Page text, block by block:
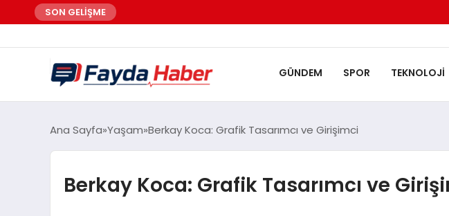
SON GELİŞME
GÜNDEM SPOR TEKNOLOJI
Ana Sayfa Yaşam Berkay Koca: Grafik Tasarımcı ve Girişimci
Berkay Koca: Grafik Tasarımcı ve